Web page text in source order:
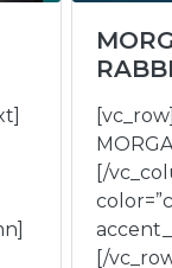
[/
[/